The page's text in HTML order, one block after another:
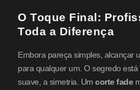
O Toque Final:
Toda a Diferença
Embora pareça simples, alcançar
para qualquer um. O segredo
suave, a simetria. Um corte fade